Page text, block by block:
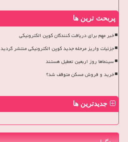
پربحث ترین ها
خبر مهم برای دریافت کنندگان کوپن الکترونیکی
جزئیات واریز مرحله جدید کوپن الکترونیکی منتشر گردید
سینماها روز اربعین تعطیل هستند
خرید و فروش مسکن متوقف شد؟
جدیدترین ها